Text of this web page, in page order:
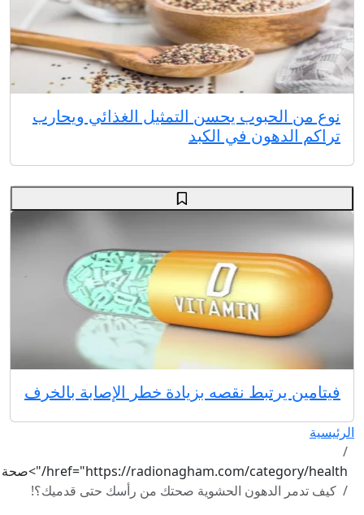
نوع من الحبوب يحسن التمثيل الغذائي ويحارب
تراكم الدهون في الكبد
فيتامين يرتبط نقصه بزيادة خطر الإصابة بالخرف
الرئيسية
href="https://radionagham.com/category/health/">صحة
كيف تدمر الدهون الحشوية صحتك من رأسك حتى قدميك؟!